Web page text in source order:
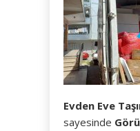
Evden Eve
sayesinde